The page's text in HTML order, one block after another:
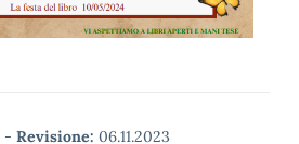
- Revisione: 06.11.2023